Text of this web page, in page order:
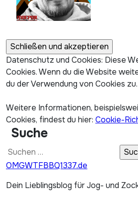
Datenschutz und Cookies: Diese
Cookies. Wenn du die Website
du der Verwendung von Cookies zu.
Weitere Informationen,
Cookies, findest du hier: Cookie-
Suche
Suchen
nach:
OMGWTFBBQ1337.de
Dein Lieblingsblog für Jog- und